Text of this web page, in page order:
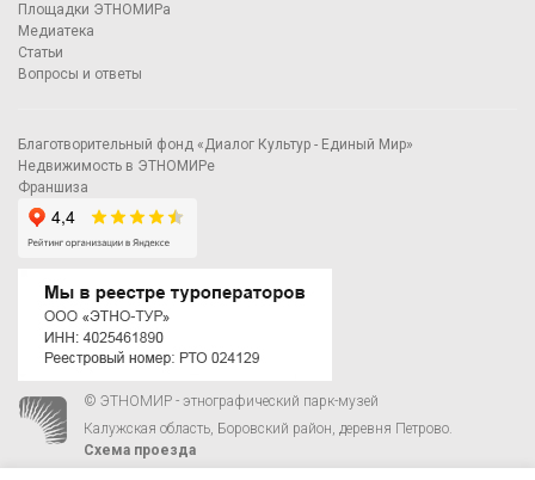
Площадки ЭТНОМИРа
Медиатека
Статьи
Вопросы и ответы
Благотворительный фонд «Диалог Культур - Единый Мир»
Недвижимость в ЭТНОМИРе
Франшиза
© ЭТНОМИР - этнографический парк-музей
Калужская область, Боровский район, деревня Петрово.
Схема проезда